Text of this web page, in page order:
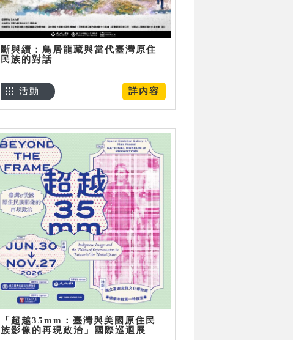
斷與續：鳥居龍藏與當代臺灣原住
民族的對話
詳內容
活動
「超越35mm：臺灣與美國原住民
族影像的再現政治」國際巡迴展